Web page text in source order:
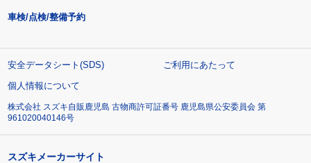
車検/点検/整備予約
安全データシート(SDS)
ご利用にあたって
個人情報について
株式会社 スズキ自販鹿児島 古物商許可証番号 鹿児島県公安委員会 第
961020040146号
スズキメーカーサイト